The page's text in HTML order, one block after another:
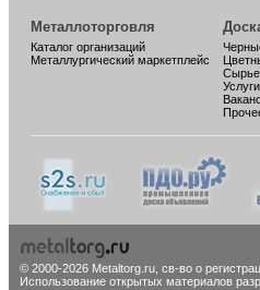
Металлоторговля
Каталог организаций
Металлургический маркетплейс
Услуги
© 2000-2026 Metaltorg.ru, св-во о
Использование открытых материалов